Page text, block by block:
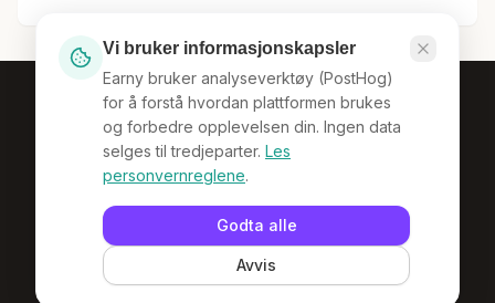
bedrifter som trenger dem.
Vi bruker informasjonskapsler
Earny bruker analyseverktøy (PostHog)
for å forstå hvordan plattformen brukes
og forbedre opplevelsen din. Ingen data
selges til tredjeparter. Les
personvernreglene.
Godta alle
Avvis